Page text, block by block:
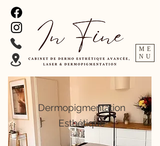
ME
NU
Dermopigmentation
Esthétique